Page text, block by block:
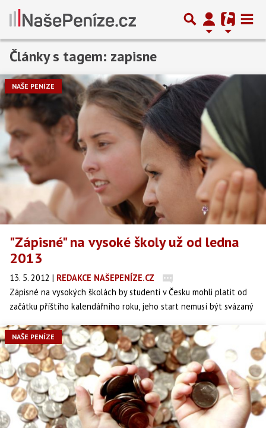
Články s tagem: zapisne
NAŠE PENÍZE
"Zápisné" na vysoké školy už od ledna
2013
13. 5. 2012 | REDAKCE NAŠEPENÍZE.CZ
Zápisné na vysokých školách by studenti v Česku mohli platit od
začátku příštího kalendářního roku, jeho start nemusí být svázaný
televizi připustil nový ministr školství Petr Fiala (nestr.).
NAŠE PENÍZE